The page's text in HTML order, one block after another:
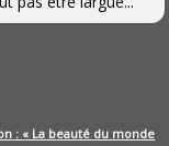
: « La beauté du monde